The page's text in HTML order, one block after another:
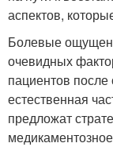
аспектов,
Болевые
очевидных
пациентов
естественная
предложат